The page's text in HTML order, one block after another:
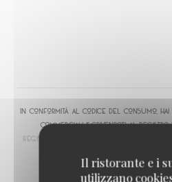
Il ristorante e i
utilizzano
In conformità al Codice del Consumo,
commerciali iscrivendoti al Registro
registrodelleopposizioni.it
. Per maggiori